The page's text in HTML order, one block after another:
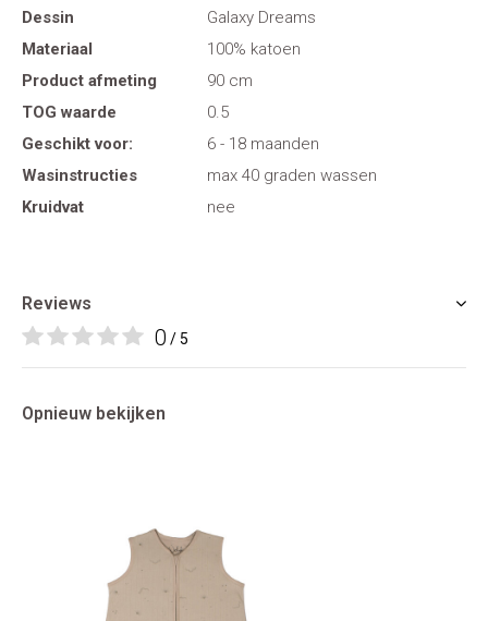
Dessin
Galaxy Dreams
Materiaal
100% katoen
Product afmeting
90 cm
TOG waarde
0.5
Geschikt voor:
6 - 18 maanden
Wasinstructies
max 40 graden wassen
Kruidvat
nee
Reviews
0 / 5
Opnieuw bekijken